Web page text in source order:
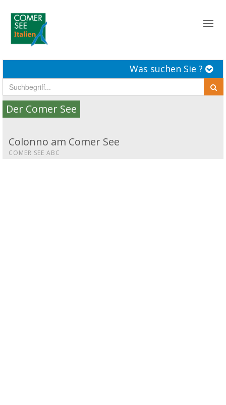
Was suchen Sie ?
Der Comer See
Colonno am Comer See
COMER SEE ABC